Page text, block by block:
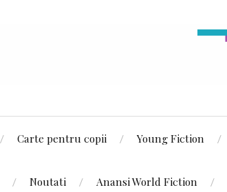
Carte pentru copii Young Fiction
Noutati Anansi World Fiction